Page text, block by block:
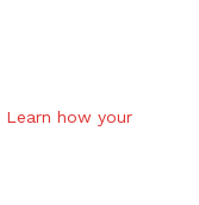
Learn how your